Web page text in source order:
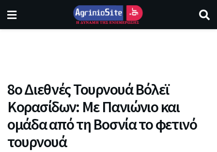
8ο Διεθνές Τουρνουά Βόλεϊ
Κορασίδων: Με Πανιώνιο και
ομάδα από τη Βοσνία το φετινό
τουρνουά